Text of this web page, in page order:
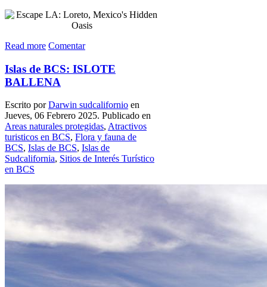
Read more Comentar
Islas de BCS: ISLOTE
BALLENA
Escrito porDarwin sudcalifornio en
Jueves, 06 Febrero 2025. Publicado en
Areas naturales protegidas, Atractivos
turisticos en BCS, Flora y fauna de
BCS, Islas de BCS, Islas de
Sudcalifornia, Sitios de Interés Turístico
en BCS